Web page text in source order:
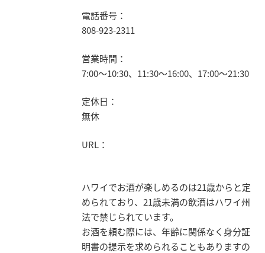
電話番号：
808-923-2311
営業時間：
7:00～10:30、11:30～16:00、17:00～21:30
定休日：
無休
URL：
ハワイでお酒が楽しめるのは21歳からと定
められており、21歳未満の飲酒はハワイ州
法で禁じられています。
お酒を頼む際には、年齢に関係なく身分証
明書の提示を求められることもありますの